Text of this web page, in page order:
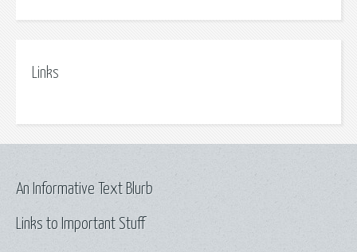
Links
Links to Important Stuff
An Informative Text Blurb